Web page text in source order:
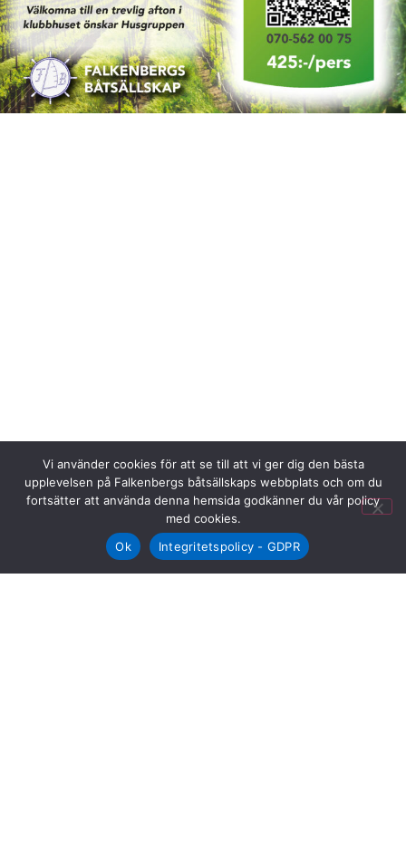
Vi använder cookies för att se till att vi ger dig den bästa
upplevelsen på Falkenbergs båtsällskaps webbplats och om du
fortsätter att använda denna hemsida godkänner du vår policy
med cookies.
Ok
Integritetspolicy - GDPR